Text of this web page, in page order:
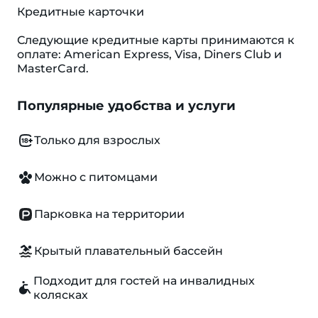
Кредитные карточки
Следующие кредитные карты принимаются к
оплате: American Express, Visa, Diners Club и
MasterCard.
Популярные удобства и услуги
Только для взрослых
Можно с питомцами
Парковка на территории
Крытый плавательный бассейн
Подходит для гостей на инвалидных
колясках